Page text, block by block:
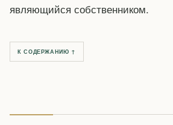
являющийся собственником.
К СОДЕРЖАНИЮ ↑